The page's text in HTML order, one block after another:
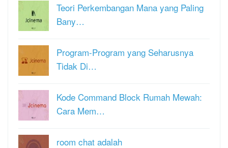
Teori Perkembangan Mana yang Paling
Bany…
Program-Program yang Seharusnya
Tidak Di…
Kode Command Block Rumah Mewah:
Cara Mem…
room chat adalah